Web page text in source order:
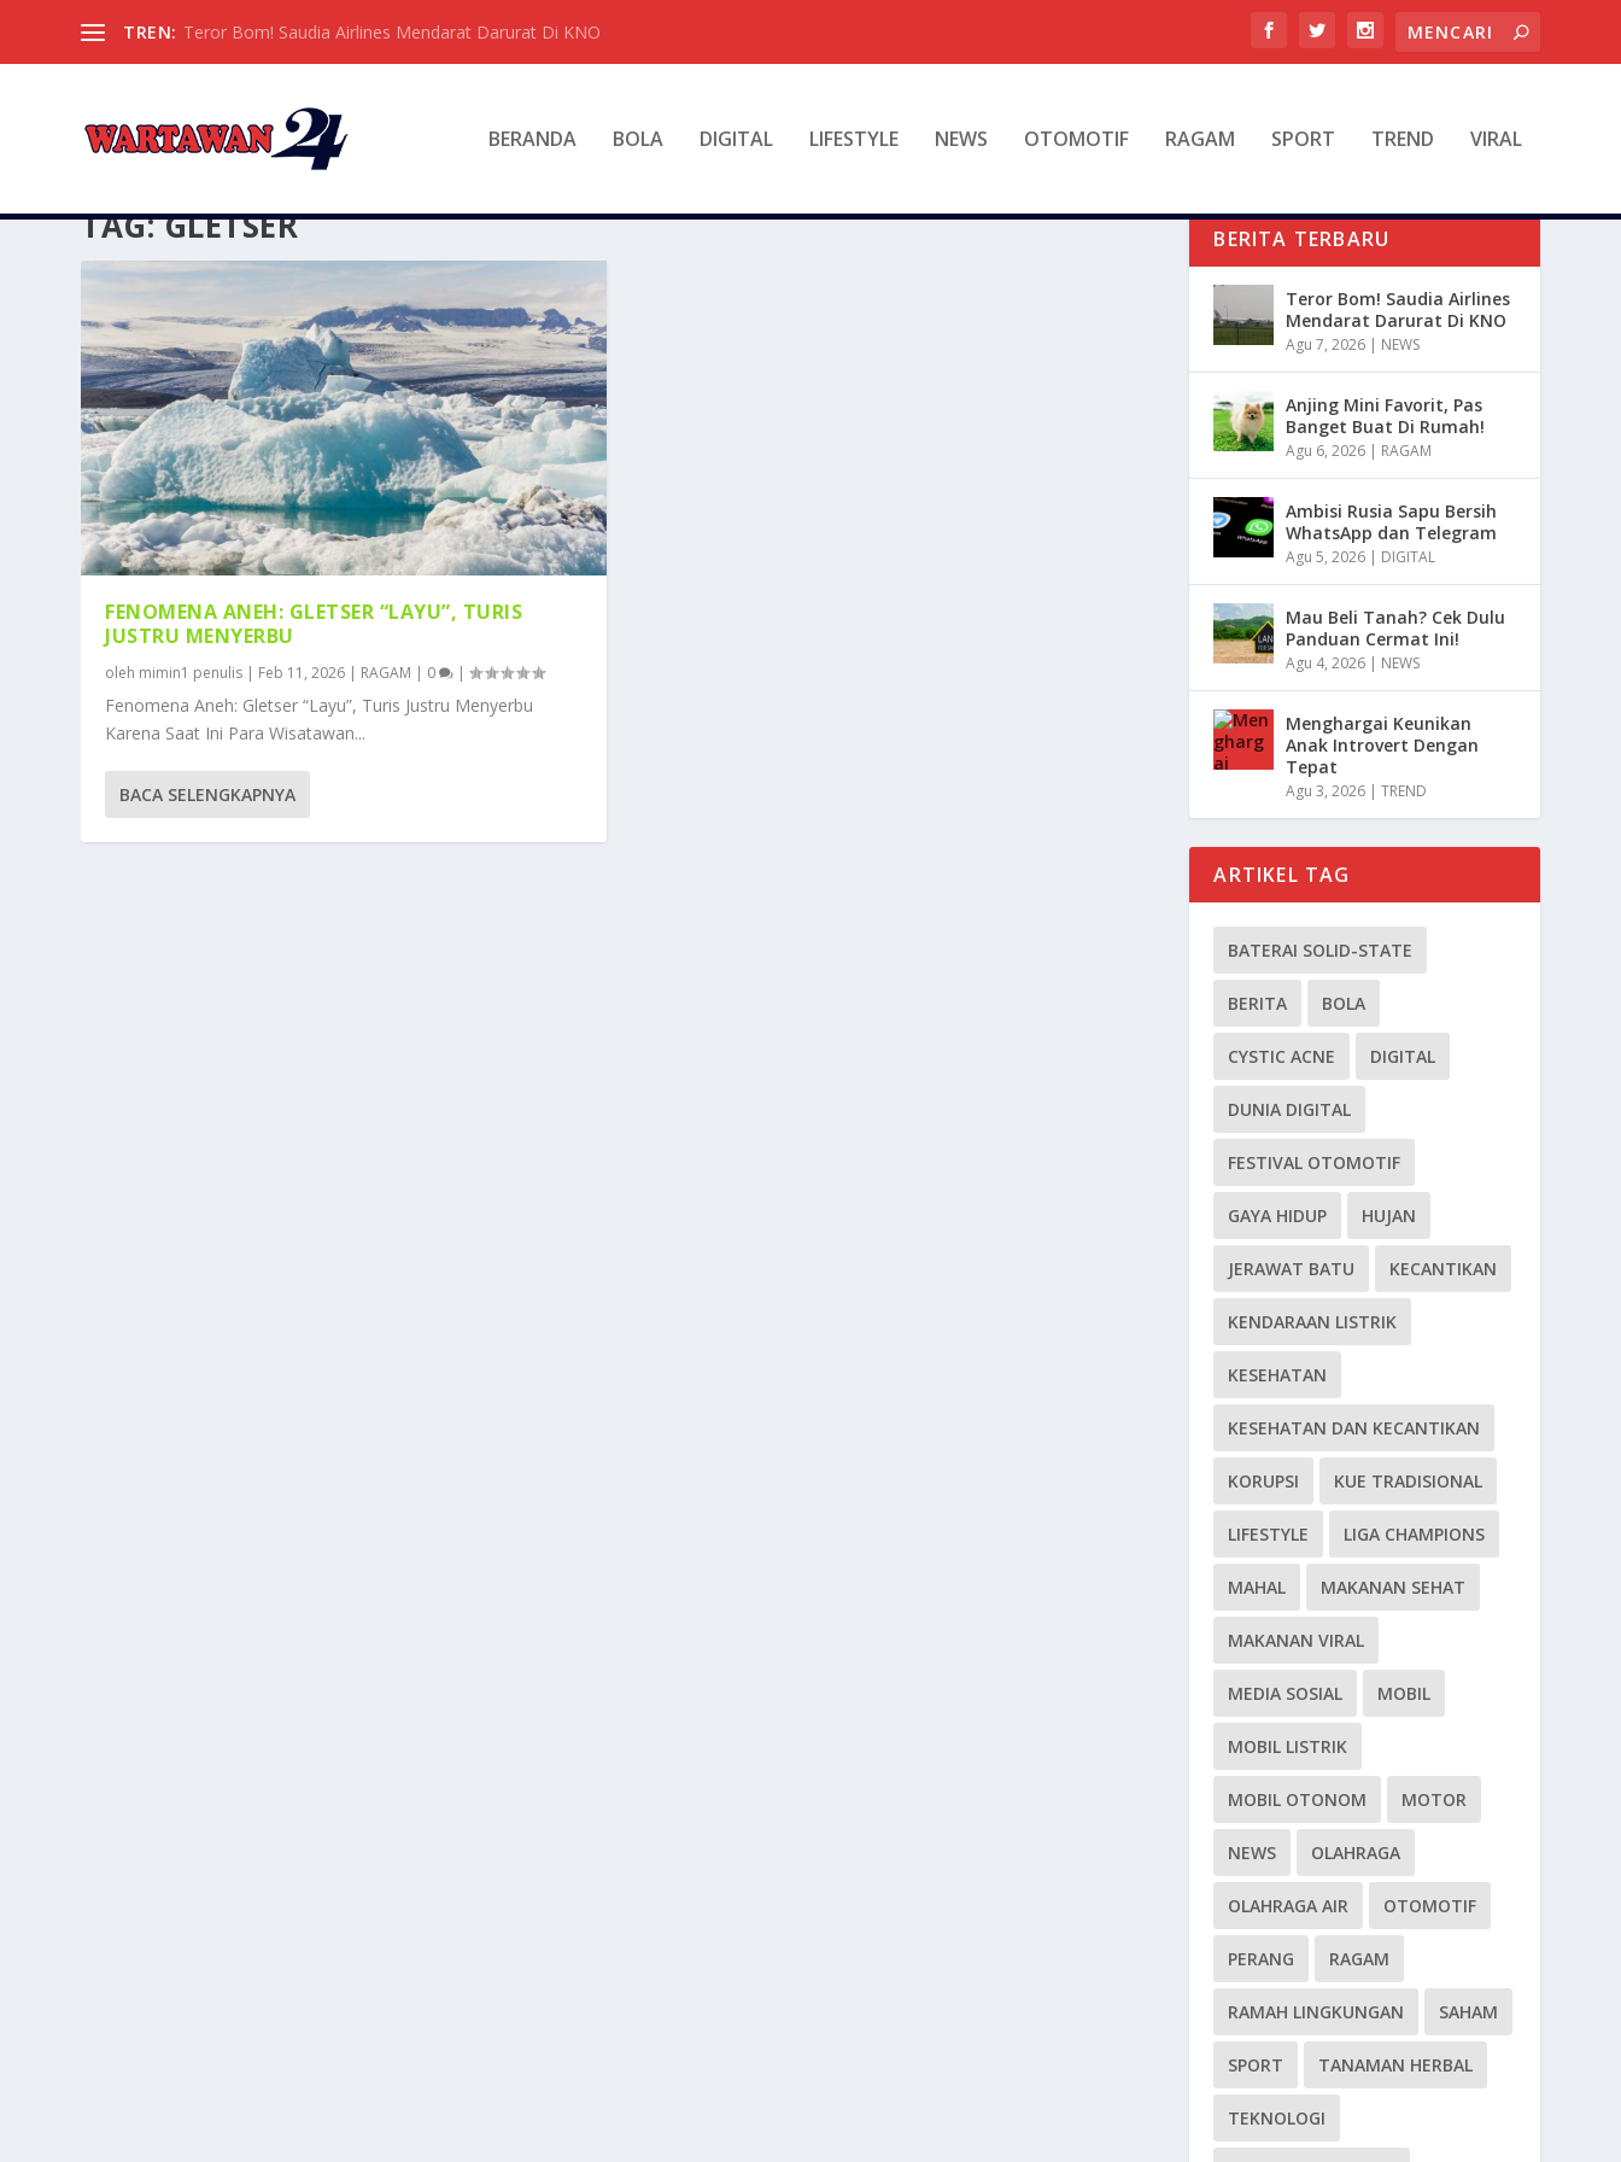
TREN: Teror Bom! Saudia Airlines Mendarat Darurat Di KNO
BERANDA BOLA DIGITAL LIFESTYLE NEWS OTOMOTIF RAGAM SPORT TREND VIRAL
TAG:GLETSER
FENOMENA ANEH: GLETSER “LAYU”, TURIS
JUSTRU MENYERBU
oleh mimin1 penulis | Feb 11, 2026 | RAGAM | 0 |
Fenomena Aneh: Gletser “Layu”, Turis Justru Menyerbu
Karena Saat Ini Para Wisatawan...
BACA SELENGKAPNYA
BERITA TERBARU
Teror Bom! Saudia Airlines
Mendarat Darurat Di KNO
Agu 7, 2026 | NEWS
Anjing Mini Favorit, Pas
Banget Buat Di Rumah!
Agu 6, 2026 | RAGAM
Ambisi Rusia Sapu Bersih
WhatsApp dan Telegram
Agu 5, 2026 | DIGITAL
Mau Beli Tanah? Cek Dulu
Panduan Cermat Ini!
Agu 4, 2026 | NEWS
Menghargai Keunikan
Anak Introvert Dengan
Tepat
Agu 3, 2026 |TREND
ARTIKEL TAG
BATERAI SOLID-STATE
BERITA BOLA
CYSTIC ACNE DIGITAL
DUNIA DIGITAL
FESTIVAL OTOMOTIF
GAYA HIDUP HUJAN
JERAWAT BATU KECANTIKAN
KENDARAAN LISTRIK
KESEHATAN
KESEHATAN DAN KECANTIKAN
KORUPSI KUE TRADISIONAL
LIFESTYLE LIGA CHAMPIONS
MAHAL MAKANAN SEHAT
MAKANAN VIRAL
MEDIA SOSIAL MOBIL
MOBIL LISTRIK
MOBIL OTONOM MOTOR
NEWS OLAHRAGA
OLAHRAGA AIR OTOMOTIF
PERANG RAGAM
RAMAH LINGKUNGAN SAHAM
SPORT TANAMAN HERBAL
TEKNOLOGI